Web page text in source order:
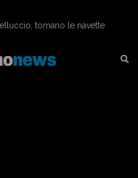
tornano le navette